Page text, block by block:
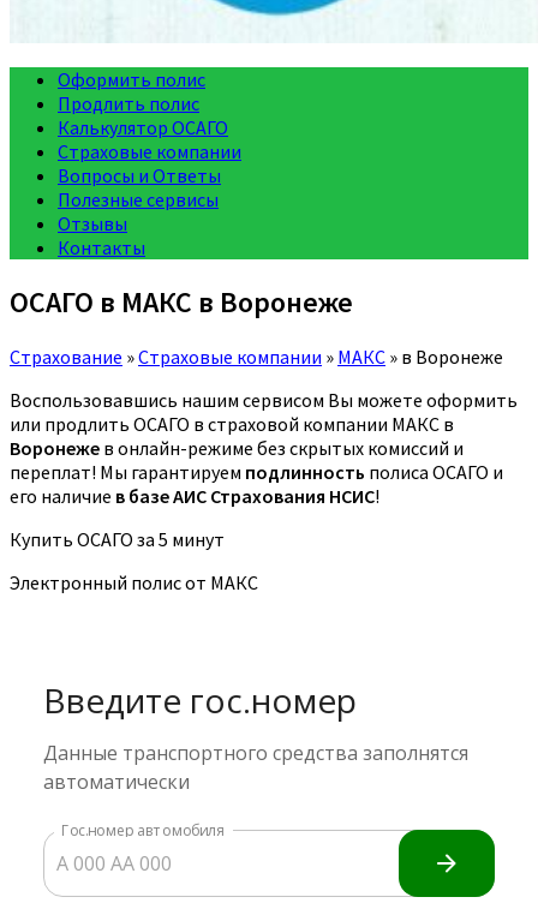
Оформить полис
Продлить полис
Калькулятор ОСАГО
Страховые компании
Вопросы и Ответы
Полезные сервисы
Отзывы
Контакты
ОСАГО в МАКС в Воронеже
Страхование »Страховые компании » МАКС » в Воронеже
Воспользовавшись нашим сервисом Вы можете оформить
или продлить ОСАГО в страховой компании МАКС в
Воронеже в онлайн-режиме без скрытых комиссий и
переплат! Мы гарантируем подлинность полиса ОСАГО и
его наличие в базе АИС Страхования НСИС!
Купить ОСАГО за 5 минут
Электронный полис от МАКС